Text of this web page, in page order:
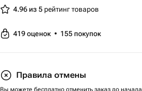
4.96 из 5 рейтинг товаров
419оценок • 155 покупок
Правила отмены
Вы можете бесплатно отменить заказ до начала